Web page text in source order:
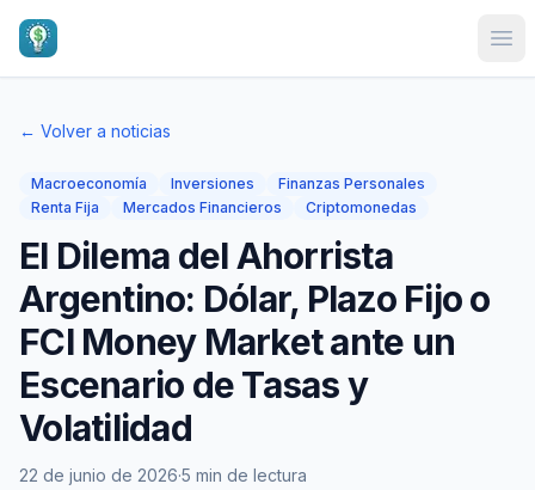
← Volver a noticias
Macroeconomía Inversiones
Finanzas Personales
Renta Fija
Mercados Financieros Criptomonedas
El Dilema del Ahorrista
Argentino: Dólar, Plazo Fijo o
FCI Money Market ante un
Escenario de Tasas y
Volatilidad
22 de junio de 2026·5 min de lectura